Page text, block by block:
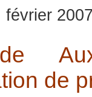
février
de